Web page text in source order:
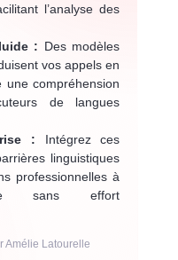
l’analyse des
: Des modèles
vos appels en
compréhension
de langues
: Intégrez ces
linguistiques
professionnelles à
sans effort
Amélie Latourelle